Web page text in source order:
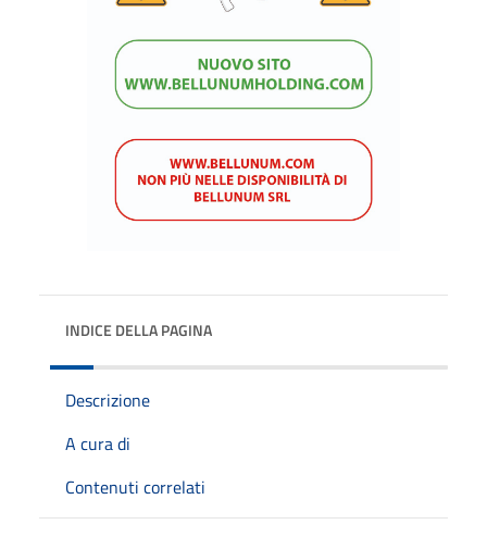
INDICE DELLA PAGINA
Descrizione
A cura di
Contenuti correlati